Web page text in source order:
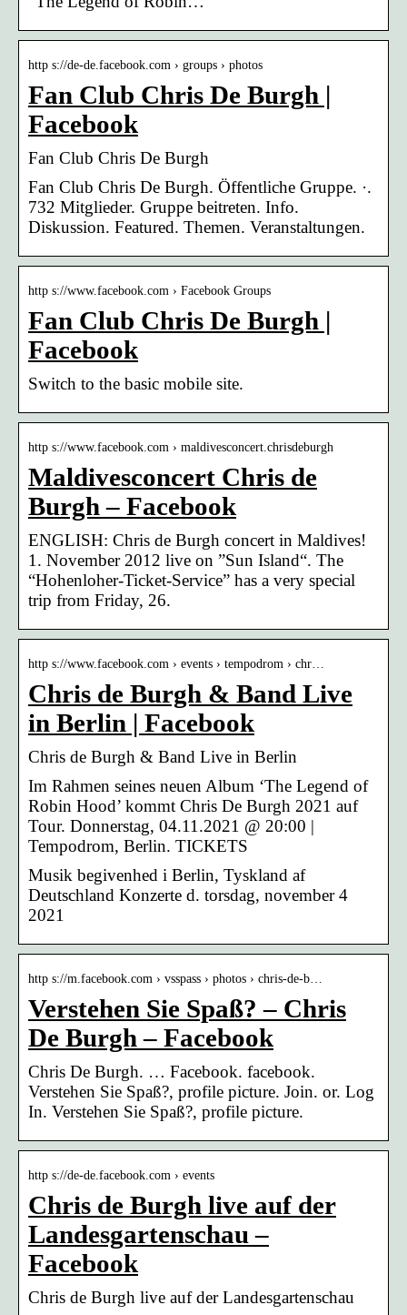
http s://de-de.facebook.com › groups › photos
Fan Club Chris De Burgh |
Facebook
Fan Club Chris De Burgh
Fan Club Chris De Burgh. Öffentliche Gruppe. ·.
732 Mitglieder. Gruppe beitreten. Info.
Diskussion. Featured. Themen. Veranstaltungen.
http s://www.facebook.com › Facebook Groups
Fan Club Chris De Burgh |
Facebook
Switch to the basic mobile site.
http s://www.facebook.com › maldivesconcert.chrisdeburgh
Maldivesconcert Chris de
Burgh – Facebook
ENGLISH: Chris de Burgh concert in Maldives!
1. November 2012 live on ”Sun Island“. The
“Hohenloher-Ticket-Service” has a very special
trip from Friday, 26.
http s://www.facebook.com › events › tempodrom › chr…
Chris de Burgh & Band Live
in Berlin | Facebook
Chris de Burgh & Band Live in Berlin
Im Rahmen seines neuen Album ‘The Legend of
Robin Hood’ kommt Chris De Burgh 2021 auf
Tour. Donnerstag, 04.11.2021 @ 20:00 |
Tempodrom, Berlin. TICKETS
Musik begivenhed i Berlin, Tyskland af
Deutschland Konzerte d. torsdag, november 4
2021
http s://m.facebook.com › vsspass › photos › chris-de-b…
Verstehen Sie Spaß? – Chris
De Burgh – Facebook
Chris De Burgh. … Facebook. facebook.
Verstehen Sie Spaß?, profile picture. Join. or. Log
In. Verstehen Sie Spaß?, profile picture.
http s://de-de.facebook.com › events
Chris de Burgh live auf der
Landesgartenschau –
Facebook
Chris de Burgh live auf der Landesgartenschau